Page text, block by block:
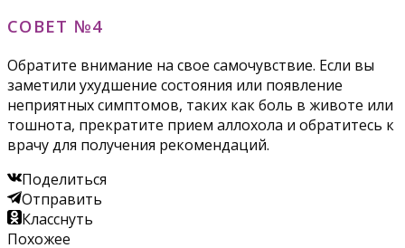
СОВЕТ №4
Обратите внимание на свое самочувствие. Если вы
заметили ухудшение состояния или появление
неприятных симптомов, таких как боль в животе или
тошнота, прекратите прием аллохола и обратитесь к
врачу для получения рекомендаций.
Поделиться
Отправить
Класснуть
Похожее